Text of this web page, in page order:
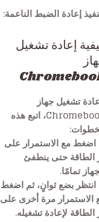
إعادة الضبط الناعمة:
إعادة تشغيل
تشغيل جهاز
Chromebook، اتبع هذه
اضغط مع الاستمرار على
الطاقة حتى ينطفئ
تمامًا.
انتظر بضع ثوانٍ، ثم اضغط
الاستمرار مرة أخرى على
الطاقة لإعادة تشغيله.